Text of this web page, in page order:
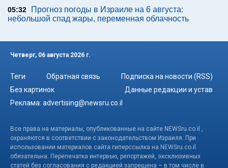
05:32
Прогноз погоды в Израиле на 6 августа:
небольшой спад жары, переменная облачность
Четверг, 06 августа 2026 г.
Теги Обратная связь
Подписка на новости (RSS)
Без картинок
Данные редакции и устав
Реклама: advertising@newsru.co.il
Все права на материалы, опубликованные на сайте NEWSru.co.il ,
охраняются в соответствии с законодательством Израиля. При
использовании материалов сайта гиперссылка на NEWSru.co.il
обязательна. Перепечатка интервью, репортажей, эксклюзивных
статей без согласования с редакцией запрещена – в том числе в